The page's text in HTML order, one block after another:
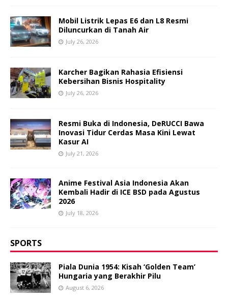
Mobil Listrik Lepas E6 dan L8 Resmi
Diluncurkan di Tanah Air
July 26, 2026
Karcher Bagikan Rahasia Efisiensi
Kebersihan Bisnis Hospitality
July 26, 2026
Resmi Buka di Indonesia, DeRUCCI Bawa
Inovasi Tidur Cerdas Masa Kini Lewat
Kasur AI
July 21, 2026
Anime Festival Asia Indonesia Akan
Kembali Hadir di ICE BSD pada Agustus
2026
July 18, 2026
SPORTS
Piala Dunia 1954: Kisah ‘Golden Team’
Hungaria yang Berakhir Pilu
August 6, 2026